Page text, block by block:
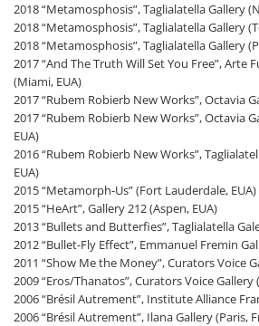
2018 “Metamosphosis”, Taglialatella Gallery
2018 “Metamosphosis”, Taglialatella Gallery
2018 “Metamosphosis”, Taglialatella Gallery
2017 “And The Truth Will Set You Free”, Arte
(Miami, EUA)
2017 “Rubem Robierb New Works”, Octavia
2017 “Rubem Robierb New Works”, Octavia
EUA)
2016 “Rubem Robierb New Works”,
EUA)
2015 “Metamorph-Us” (Fort Lauderdale, EUA)
2015 “HeArt”, Gallery 212 (Aspen, EUA)
2013 “Bullets and Butterfies”, Taglialatella
2012 “Bullet-Fly Effect”, Emmanuel Fremin
2011 “Show Me the Money”, Curators Voice
2009 “Eros/Thanatos”, Curators Voice Gallery
2006 “Brésil Autrement”, Institute Alliance
2006 “Brésil Autrement”, Ilana Gallery (Paris,